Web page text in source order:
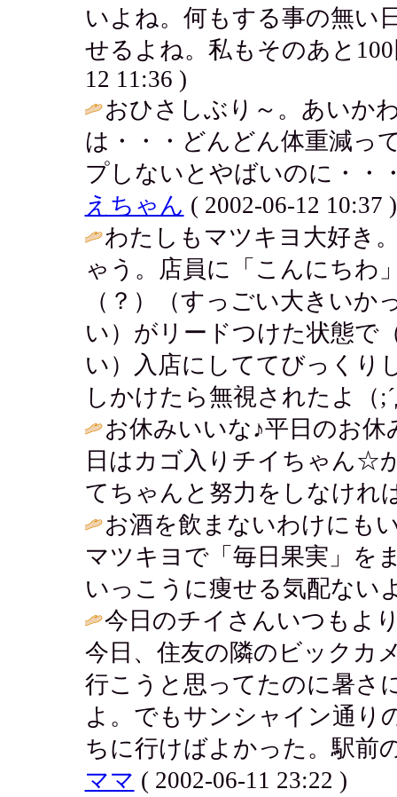
いよね。何もする事の無い
せるよね。私もそのあと
12 11:36 )
おひさしぶり～。あいか
は・・・どんどん体重減っ
プしないとやばいのに・・
えちゃん ( 2002-06-12 10:37 )
わたしもマツキヨ大好き
ゃう。店員に「こんにちわ
（？）（すっごい大きい
い）がリードつけた状態で
い）入店にしててびっくり
しかけたら無視されたよ（
お休みいいな♪平日のお
日はカゴ入りチイちゃん☆
てちゃんと努力をしなけれ
お酒を飲まないわけにも
マツキヨで「毎日果実」を
いっこうに痩せる気配ない
今日のチイさんいつもよ
今日、住友の隣のビックカ
行こうと思ってたのに暑さ
よ。でもサンシャイン通り
ちに行けばよかった。駅前
ママ ( 2002-06-11 23:22 )